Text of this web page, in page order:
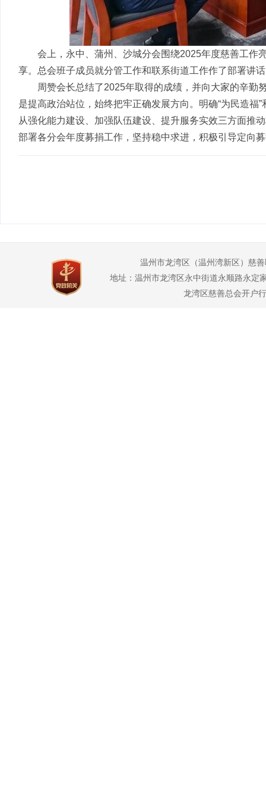
会上，永中、蒲州、沙城分会围绕2025年度慈善工作
享。总会班子成员就分管工作和联系街道工作作了部署讲
周赞会长总结了2025年取得的成绩，并向大家的辛勤
是提高政治站位，始终把牢正确发展方向。 明确“为民造福”
从强化能力建设、加强队伍建设、提升服务实效三方面推
部署各分会年度募捐工作，坚持稳中求进，积极引导定向
温州市龙湾区（温州湾新区）慈
地址：温州市龙湾区永中街道永顺路永
龙湾区慈善总会开户